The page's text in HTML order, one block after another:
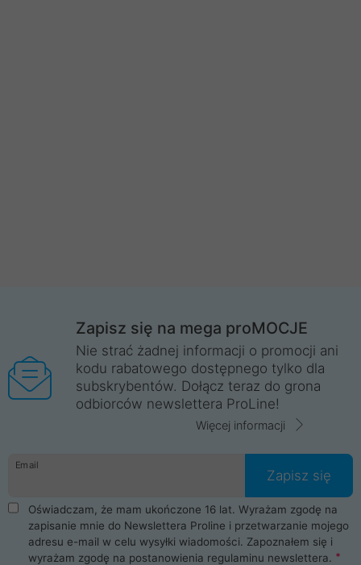
Zapisz się na mega proMOCJE
Nie strać żadnej informacji o promocji ani
kodu rabatowego dostępnego tylko dla
subskrybentów. Dołącz teraz do grona
odbiorców newslettera ProLine!
Więcej informacji
Email
Zapisz się
Oświadczam, że mam ukończone 16 lat. Wyrażam zgodę na
zapisanie mnie do Newslettera Proline i przetwarzanie mojego
adresu e-mail w celu wysyłki wiadomości. Zapoznałem się i
wyrażam zgodę na postanowienia regulaminu newslettera.